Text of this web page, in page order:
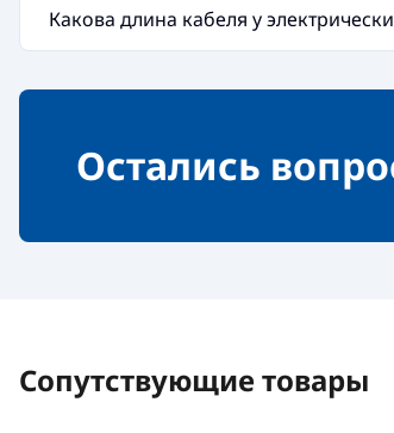
Какова длина кабеля у
Остались
Сопутствующие товары